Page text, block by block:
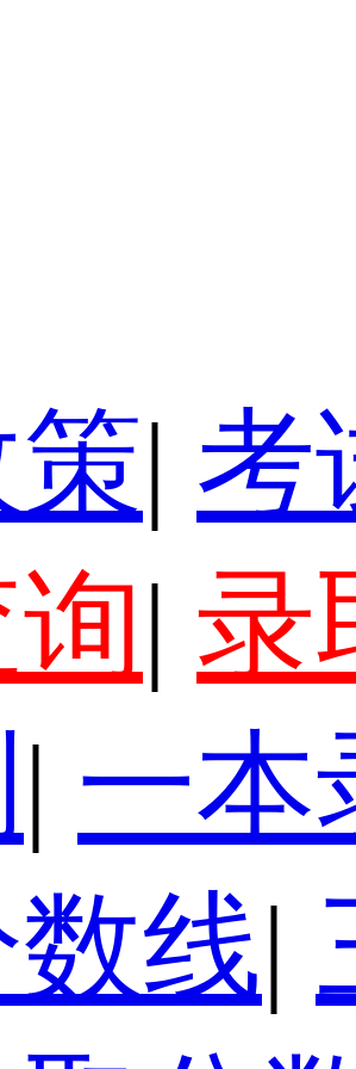
| 考
| 录
| 一本
线|